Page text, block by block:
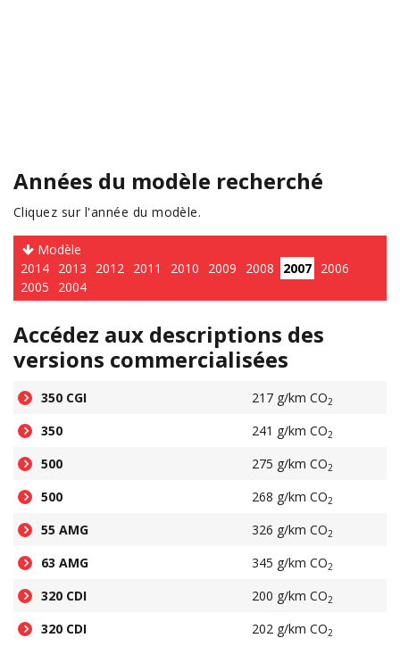
Années du modèle recherché
Cliquez sur l'année du modèle.
Modèle
2014 2013 2012 2011 2010 2009 2008 2007 2006
2005
2004
Accédez aux descriptions des
versions commercialisées
350 CGI 217 g/km CO2
350 241 g/km CO2
500 275 g/km CO2
500 268 g/km CO2
55 AMG 326 g/km CO2
63 AMG 345 g/km CO2
320 CDI 200 g/km CO2
320 CDI 202 g/km CO2